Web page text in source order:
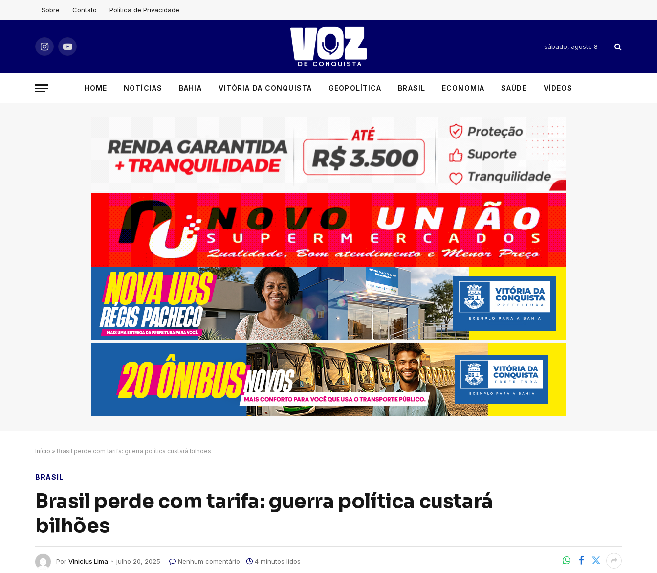
Sobre Contato Política de Privacidade
InstagramYouTube
sábado, agosto 8
HOME NOTÍCIAS BAHIA VITÓRIA DA CONQUISTA GEOPOLÍTICA BRASIL ECONOMIA SAÚDE VÍDEOS
Início » Brasil perde com tarifa: guerra política custará bilhões
BRASIL
Brasil perde com tarifa: guerra política custará
bilhões
Por Vinicius Lima julho 20, 2025 Nenhum comentário 4 minutos lidos